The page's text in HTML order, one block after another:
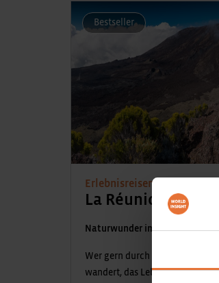
Bestseller
Erlebnisreisen
La Réunion
Naturwunder im Indischen
Wer gern durch faszinierende
wandert, das Leben der